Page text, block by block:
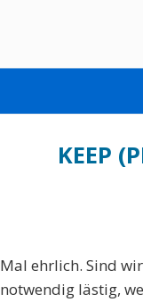
KEEP
Mal ehrlich. Sind
notwendig lästig,